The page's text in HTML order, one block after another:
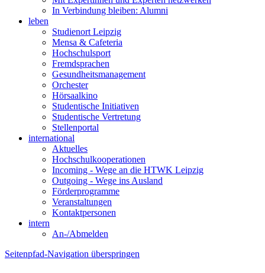
In Verbindung bleiben: Alumni
leben
Studienort Leipzig
Mensa & Cafeteria
Hochschulsport
Fremdsprachen
Gesundheitsmanagement
Orchester
Hörsaalkino
Studentische Initiativen
Studentische Vertretung
Stellenportal
international
Aktuelles
Hochschulkooperationen
Incoming - Wege an die HTWK Leipzig
Outgoing - Wege ins Ausland
Förderprogramme
Veranstaltungen
Kontaktpersonen
intern
An-/Abmelden
Seitenpfad-Navigation überspringen